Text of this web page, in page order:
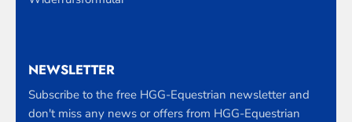
NEWSLETTER
Subscribe to the free HGG-Equestrian newsletter and
don't miss any news or offers from HGG-Equestrian